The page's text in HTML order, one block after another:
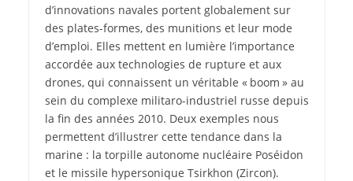
d’innovations navales portent globalement sur
des plates-formes, des munitions et leur mode
d’emploi. Elles mettent en lumière l’importance
accordée aux technologies de rupture et aux
drones, qui connaissent un véritable « boom » au
sein du complexe militaro-industriel russe depuis
la fin des années 2010. Deux exemples nous
permettent d’illustrer cette tendance dans la
marine : la torpille autonome nucléaire Poséidon
et le missile hypersonique Tsirkhon (Zircon).